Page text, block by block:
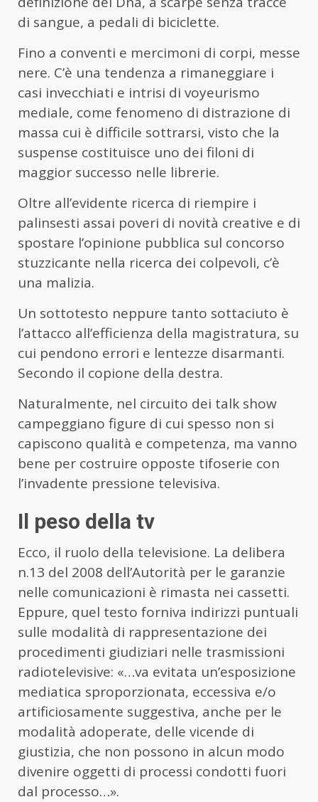
di sangue, a pedali di biciclette.
Fino a conventi e mercimoni di corpi, messe
nere. C’è una tendenza a rimaneggiare i
casi invecchiati e intrisi di voyeurismo
mediale, come fenomeno di distrazione di
massa cui è difficile sottrarsi, visto che la
suspense costituisce uno dei filoni di
maggior successo nelle librerie.
Oltre all’evidente ricerca di riempire i
palinsesti assai poveri di novità creative e di
spostare l’opinione pubblica sul concorso
stuzzicante nella ricerca dei colpevoli, c’è
una malizia.
Un sottotesto neppure tanto sottaciuto è
l’attacco all’efficienza della magistratura, su
cui pendono errori e lentezze disarmanti.
Secondo il copione della destra.
Naturalmente, nel circuito dei talk show
campeggiano figure di cui spesso non si
capiscono qualità e competenza, ma vanno
bene per costruire opposte tifoserie con
l’invadente pressione televisiva.
Il peso della tv
Ecco, il ruolo della televisione. La delibera
n.13 del 2008 dell’Autorità per le garanzie
nelle comunicazioni è rimasta nei cassetti.
Eppure, quel testo forniva indirizzi puntuali
sulle modalità di rappresentazione dei
procedimenti giudiziari nelle trasmissioni
radiotelevisive: «…va evitata un’esposizione
mediatica sproporzionata, eccessiva e/o
artificiosamente suggestiva, anche per le
modalità adoperate, delle vicende di
giustizia, che non possono in alcun modo
divenire oggetti di processi condotti fuori
dal processo…».